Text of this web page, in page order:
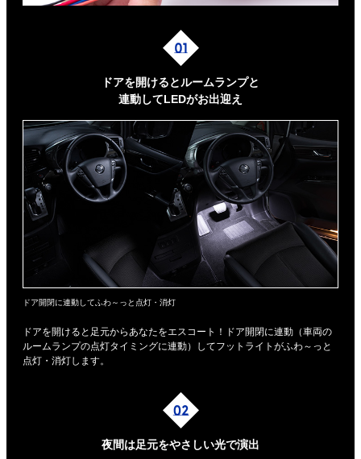
ドアを開けるとルームランプと
連動してLEDがお出迎え
ドア開閉に連動してふわ～っと点灯・消灯
ドアを開けると足元からあなたをエスコート！ドア開閉に連動（車両の
ルームランプの点灯タイミングに連動）してフットライトがふわ～っと
点灯・消灯します。
夜間は足元をやさしい光で演出